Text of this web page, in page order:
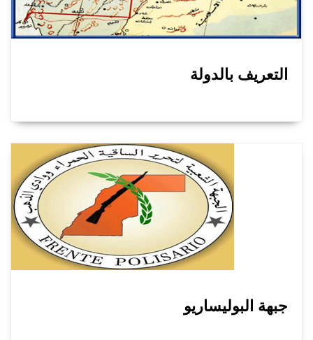
التعريف بالدولة
جبهة البوليساريو